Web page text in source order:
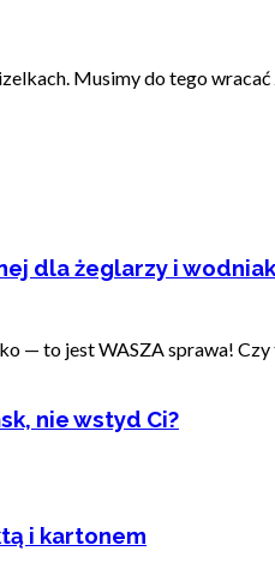
Musimy do tego
dla żeglarzy i
— to jest WASZA sprawa! Czy
nie wstyd Ci?
i kartonem